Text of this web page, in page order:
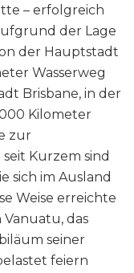
– erfolgreich
der Lage
der Hauptstadt
Wasserweg
Brisbane, in der
Kilometer
zur
Kurzem sind
sich im Ausland
Weise erreichte
Vanuatu, das
seiner
feiern